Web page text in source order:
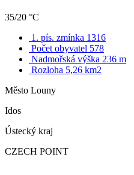
35/20 °C
1. pís. zmínka 1316
Počet obyvatel 578
Nadmořská výška 236 m
Rozloha 5,26 km2
Město Louny
Idos
Ústecký kraj
CZECH POINT